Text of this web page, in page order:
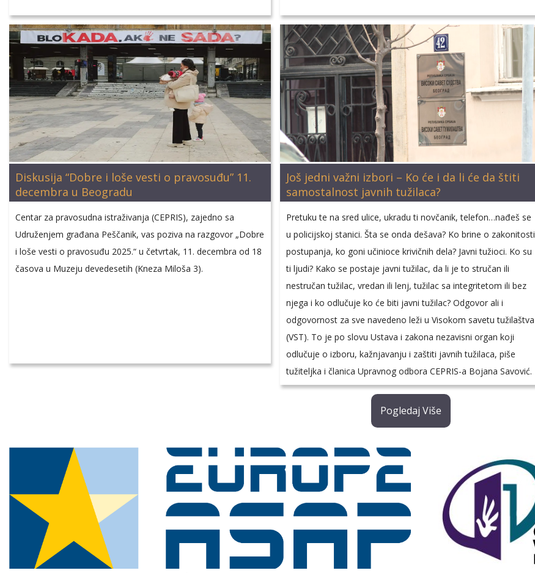
Diskusija “Dobre i loše vesti o pravosuđu” 11.
decembra u Beogradu
Centar za pravosudna istraživanja (CEPRIS), zajedno sa
Udruženjem građana Peščanik, vas poziva na razgovor „Dobre
i loše vesti o pravosuđu 2025.“ u četvrtak, 11. decembra od 18
časova u Muzeju devedesetih (Kneza Miloša 3).
Još jedni važni izbori – Ko će i da li će da štiti
samostalnost javnih tužilaca?
Pretuku te na sred ulice, ukradu ti novčanik, telefon…nađeš se
u policijskoj stanici. Šta se onda dešava? Ko brine o zakonitosti
postupanja, ko goni učinioce krivičnih dela? Javni tužioci. Ko su
ti ljudi? Kako se postaje javni tužilac, da li je to stručan ili
nestručan tužilac, vredan ili lenj, tužilac sa integritetom ili bez
njega i ko odlučuje ko će biti javni tužilac? Odgovor ali i
odgovornost za sve navedeno leži u Visokom savetu tužilaštva
(VST). To je po slovu Ustava i zakona nezavisni organ koji
odlučuje o izboru, kažnjavanju i zaštiti javnih tužilaca, piše
tužiteljka i članica Upravnog odbora CEPRIS-a Bojana Savović.
Pogledaj Više